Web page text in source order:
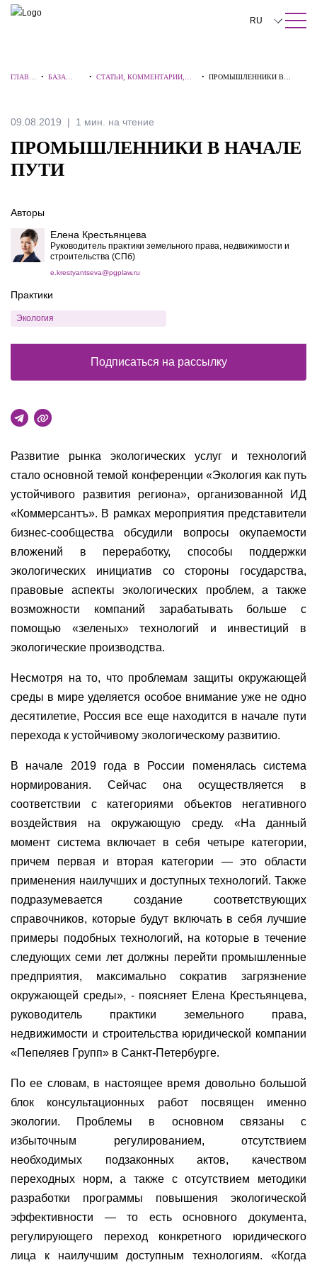
ПОИСК ПО САЙТУ Закрыть
RU
中文
日本語
ГЛАВН
• БАЗА
•СТАТЬИ, КОММЕНТАРИИ,
• ПРОМЫШЛЕННИКИ В
09.08.2019 1 мин. на чтение
ПРОМЫШЛЕННИКИ В НАЧАЛЕ
ПУТИ
Развитие рынка экологических услуг и технологий
стало основной темой конференции «Экология как путь
устойчивого развития региона», организованной ИД
«Коммерсантъ». В рамках мероприятия представители
бизнес-сообщества обсудили вопросы окупаемости
вложений в переработку, способы поддержки
экологических инициатив со стороны государства,
правовые аспекты экологических проблем, а также
возможности компаний зарабатывать больше с
помощью «зеленых» технологий и инвестиций в
экологические производства.
Несмотря на то, что проблемам защиты окружающей
среды в мире уделяется особое внимание уже не одно
десятилетие, Россия все еще находится в начале пути
перехода к устойчивому экологическому развитию.
В начале 2019 года в России поменялась система
нормирования. Сейчас она осуществляется в
соответствии с категориями объектов негативного
воздействия на окружающую среду. «На данный
момент система включает в себя четыре категории,
причем первая и вторая категории — это области
применения наилучших и доступных технологий. Также
подразумевается создание соответствующих
справочников, которые будут включать в себя лучшие
примеры подобных технологий, на которые в течение
следующих семи лет должны перейти промышленные
предприятия, максимально сократив загрязнение
окружающей среды», - поясняет Елена Крестьянцева,
руководитель практики земельного права,
недвижимости и строительства юридической компании
«Пепеляев Групп» в Санкт-Петербурге.
По ее словам, в настоящее время довольно большой
блок консультационных работ посвящен именно
экологии. Проблемы в основном связаны с
избыточным регулированием, отсутствием
необходимых подзаконных актов, качеством
переходных норм, а также с отсутствием методики
разработки программы повышения экологической
эффективности — то есть основного документа,
регулирующего переход конкретного юридического
лица к наилучшим доступным технологиям. «Когда
Авторы
Елена Крестьянцева
Руководитель практики земельного права, недвижимости и
строительства (СПб)
e.krestyantseva@pgplaw.ru
Практики
Экология
Подписаться на рассылку